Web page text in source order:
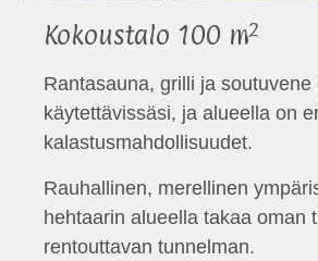
Kokoustalo 100 m2
Rantasauna, grilli ja soutuvene
käytettävissäsi, ja alueella on
kalastusmahdollisuudet.
Rauhallinen, merellinen
hehtaarin alueella takaa oman
rentouttavan tunnelman.